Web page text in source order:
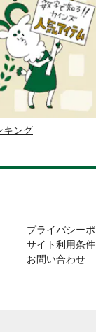
キング
プライバシー
サイト利用条
お問い合わせ